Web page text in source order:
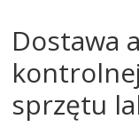
Dostawa
sprzętu